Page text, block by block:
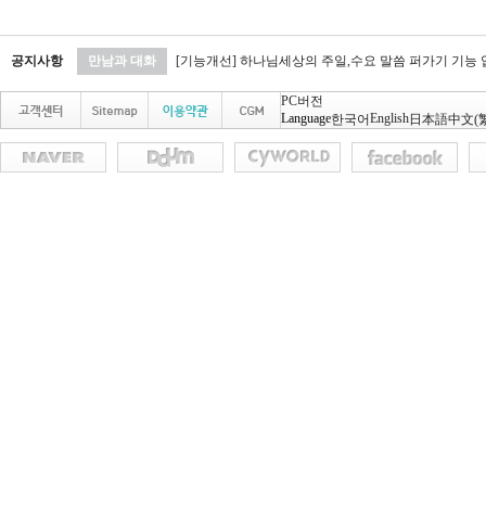
공지사항 만남과 대화 [기능개선] 하나님세상의 주일,수요 말씀 퍼가기 기능
PC버전
Language한국어English日本語中文(